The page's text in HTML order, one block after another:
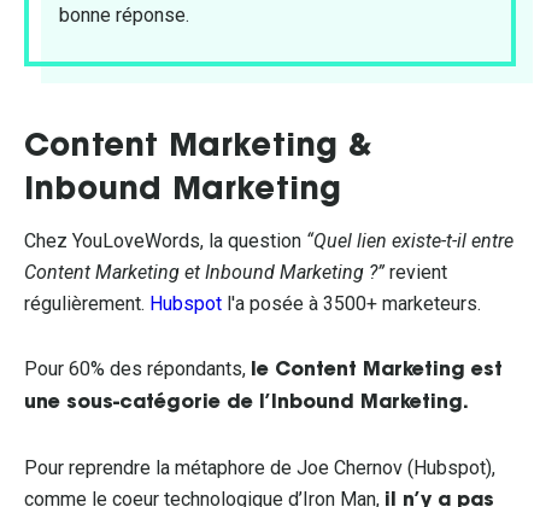
bonne réponse.
Content Marketing &
Inbound Marketing
Chez YouLoveWords, la question “Quel lien existe-t-il entre
Content Marketing et Inbound Marketing ?” revient
régulièrement. Hubspot l'a posée à 3500+ marketeurs.
Pour 60% des répondants, le Content Marketing est
une sous-catégorie de l’Inbound Marketing.
Pour reprendre la métaphore de Joe Chernov (Hubspot),
comme le coeur technologique d’Iron Man, il n’y a pas